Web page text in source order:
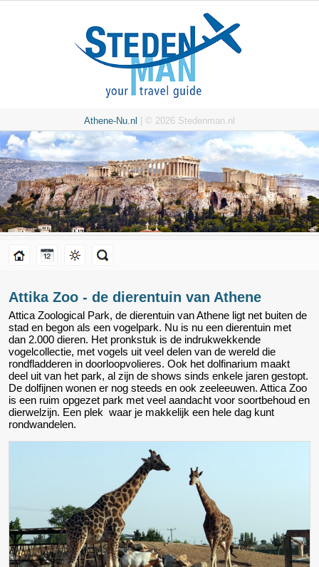
Athene-Nu.nl | © 2026 Stedenman.nl
Attika Zoo - de dierentuin van Athene
Attica Zoological Park, de dierentuin van Athene ligt net buiten de
stad en begon als een vogelpark. Nu is nu een dierentuin met
dan 2.000 dieren. Het pronkstuk is de indrukwekkende
vogelcollectie, met vogels uit veel delen van de wereld die
rondfladderen in doorloopvolieres. Ook het dolfinarium maakt
deel uit van het park, al zijn de shows sinds enkele jaren gestopt.
De dolfijnen wonen er nog steeds en ook zeeleeuwen. Attica Zoo
is een ruim opgezet park met veel aandacht voor soortbehoud en
dierwelzijn. Een plek waar je makkelijk een hele dag kunt
rondwandelen.